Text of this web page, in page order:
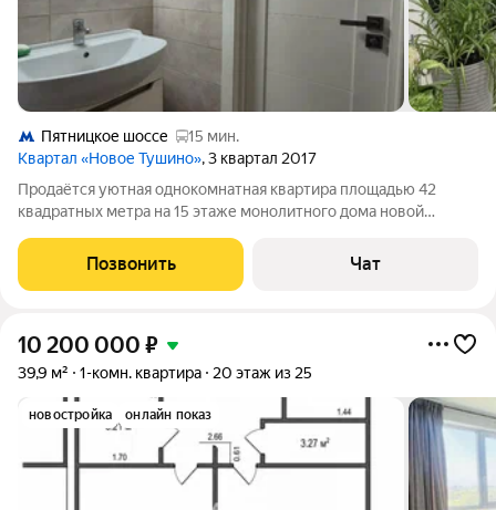
Пятницкое шоссе
15 мин.
Квартал «Новое Тушино», 3 квартал 2017
Продаётся уютная однокомнатная квартира площадью 42
квадратных метра на 15 этаже монолитного дома новой
городского округа Красногорск по адресу: пгт Путилково,
Новотушинская улица, 2. Жилая
Позвонить Чат
10 200 000 ₽
39,9 м² 1-комн. квартира 20 этаж из 25
новостройка онлайн показ